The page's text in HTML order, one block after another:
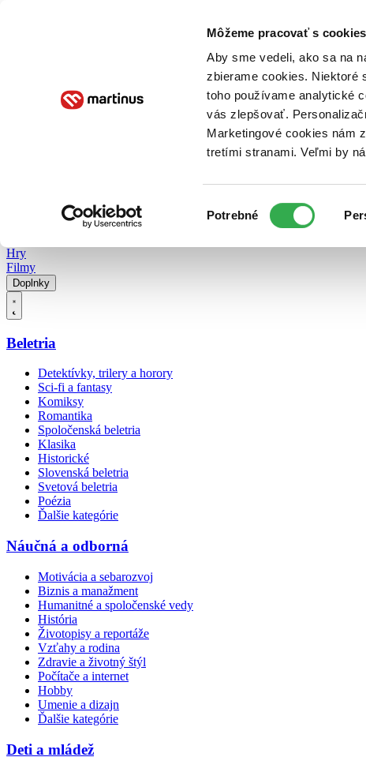
Môžeme pracovať s
Aby sme vedeli, ako sa na
zbierame cookies. Niektoré
toho používame analytické
vás zlepšovať.
Marketingové cookies nám
tretími stranami. Veľmi by
súhlasu
Potrebné
Poukážky Kontakt
Hry
Filmy
Doplnky
Beletria
Detektívky, trilery a horory
Sci-fi a fantasy
Komiksy
Romantika
Spoločenská beletria
Klasika
Historické
Slovenská beletria
Svetová beletria
Poézia
Ďalšie kategórie
Náučná a odborná
Motivácia a sebarozvoj
Biznis a manažment
Humanitné a spoločenské vedy
História
Životopisy a reportáže
Vzťahy a rodina
Zdravie a životný štýl
Počítače a internet
Hobby
Umenie a dizajn
Ďalšie kategórie
Deti a mládež